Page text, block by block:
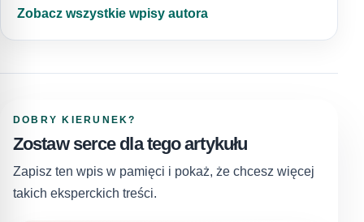
Zobacz wszystkie wpisy autora
DOBRY KIERUNEK?
Zostaw serce dla tego artykułu
Zapisz ten wpis w pamięci i pokaż, że chcesz więcej
takich eksperckich treści.